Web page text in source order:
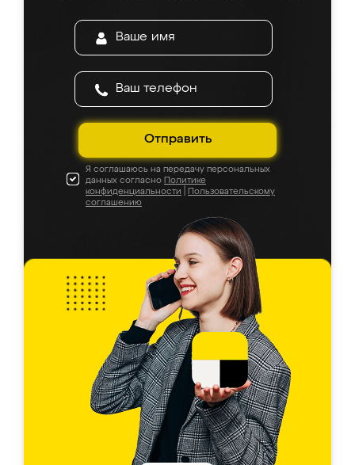
Отправить
Я соглашаюсь на передачу персональных
данных согласно Политике
конфиденциальности
Пользовательскому
соглашению